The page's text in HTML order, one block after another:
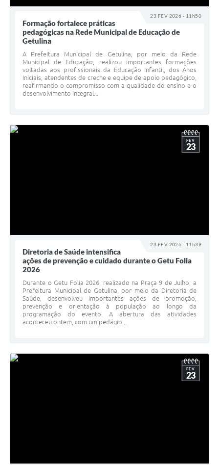
23 FEV 2026 - 11h50
Formação fortalece práticas
pedagógicas na Rede Municipal de Educação de
Getulina
A Prefeitura Municipal de Getulina, por meio da Rede
Municipal de Educação, realizou importantes formações
voltadas aos profissionais da Educação Infantil, dos Anos
Iniciais, atendentes de creche e equipe de apoio pedagógico,
reafirmando o compromisso com a qualidade do ensino e o
desenvolvimento integral...
23 FEV 2026 - 11h39
FEV
23
Diretoria de Saúde intensifica
ações de prevenção e cuidado durante o Getu Folia
2026
Durante o Getu Folia 2026, realizado na Praça 9 de Julho, a
Prefeitura Municipal de Getulina, por meio da Diretoria de
Saúde, desenvolveu importantes ações de promoção,
prevenção e orientação à população ao longo da
programação do evento. A abertura das atividades
aconteceu ontem, com um pedágio...
FEV
23